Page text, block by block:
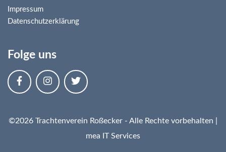
Impressum
Datenschutzerklärung
Folge uns
©2026 Trachtenverein Roßecker - Alle Rechte vorbehalten |
mea IT Services